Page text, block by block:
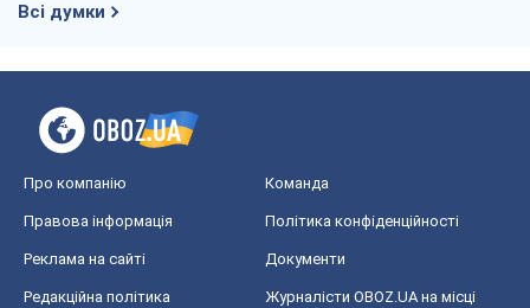
Всі думки
Про компанію Команда
Правова інформація Політика конфіденційності
Реклама на сайті Документи
Редакційна політика
Журналісти OBOZ.UA на місці